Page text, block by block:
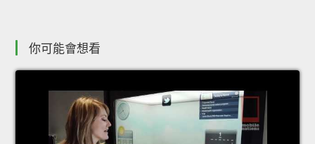
你可能會想看